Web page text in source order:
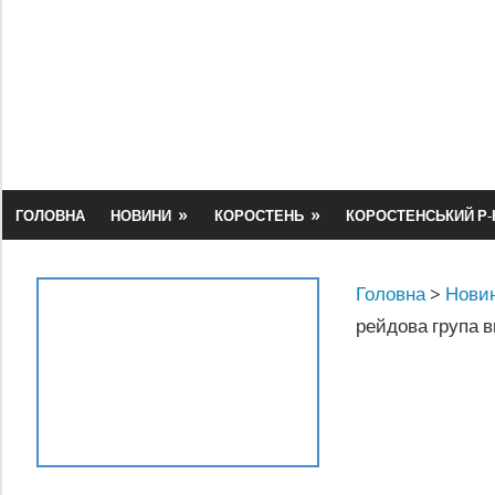
ГОЛОВНА НОВИНИ КОРОСТЕНЬ КОРОСТЕНСЬКИЙ
Головна >
рейдова група